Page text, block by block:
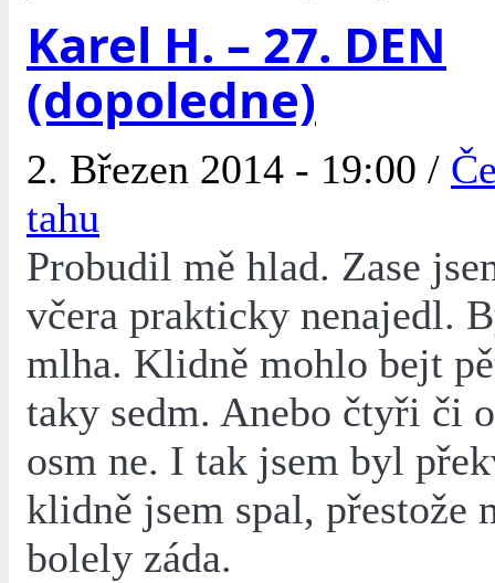
Karel H. – 27. DEN
(dopoledne)
2. Březen 2014 - 19:00 /
tahu
Probudil mě hlad. Zase
včera prakticky nenajedl.
mlha. Klidně mohlo bejt
taky sedm. Anebo čtyři či
osm ne. I tak jsem byl
klidně jsem spal, přestože
bolely záda.